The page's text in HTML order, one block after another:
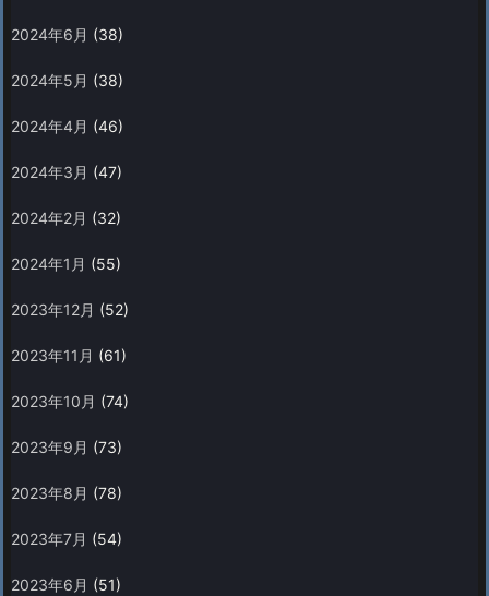
2024年6月 (38)
2024年5月 (38)
2024年4月 (46)
2024年3月 (47)
2024年2月 (32)
2024年1月 (55)
2023年12月 (52)
2023年11月 (61)
2023年10月 (74)
2023年9月 (73)
2023年8月 (78)
2023年7月 (54)
2023年6月 (51)